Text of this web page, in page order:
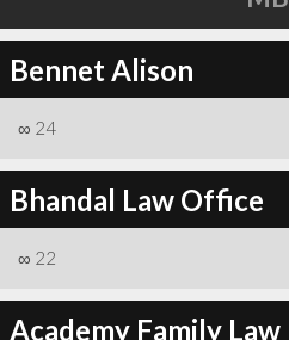
Bennet Alison
∞ 24
Bhandal Law Office
∞ 22
Academy Family Law